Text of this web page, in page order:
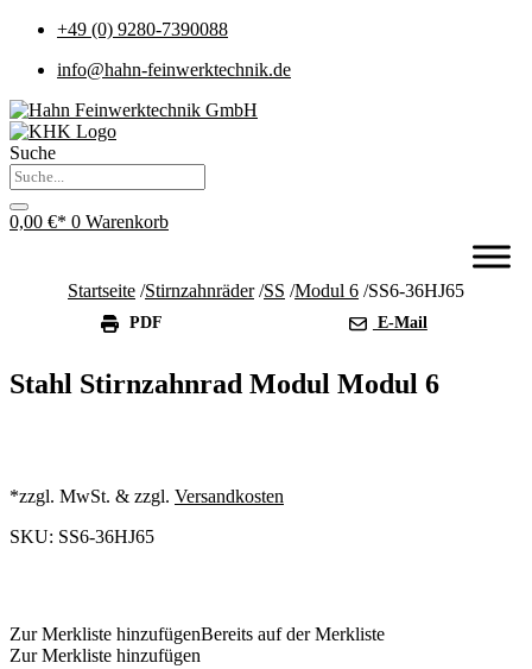
+49 (0) 9280-7390088
info@hahn-feinwerktechnik.de
Suche
0,00 € 0 Warenkorb
Startseite /Stirnzahnräder/SS /Modul 6 /SS6-36HJ65
PDF E-Mail
Stahl Stirnzahnrad Modul Modul 6
*zzgl. MwSt. & zzgl. Versandkosten
SKU: SS6-36HJ65
Zur Merkliste hinzufügenBereits auf der Merkliste
Zur Merkliste hinzufügen